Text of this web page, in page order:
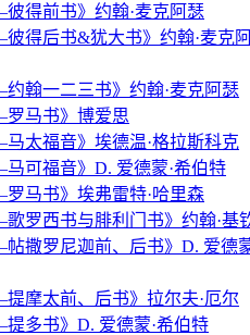
得前书》约翰·麦克阿瑟
得后书&犹大书》约翰·麦克
翰一二三书》约翰·麦克阿瑟
马书》博爱思
太福音》埃德温·格拉斯科克
可福音》D. 爱德蒙·希伯特
马书》埃弗雷特·哈里森
罗西书与腓利门书》约翰·基
撒罗尼迦前、后书》D. 爱德
摩太前、后书》拉尔夫·厄尔
多书》D. 爱德蒙·希伯特